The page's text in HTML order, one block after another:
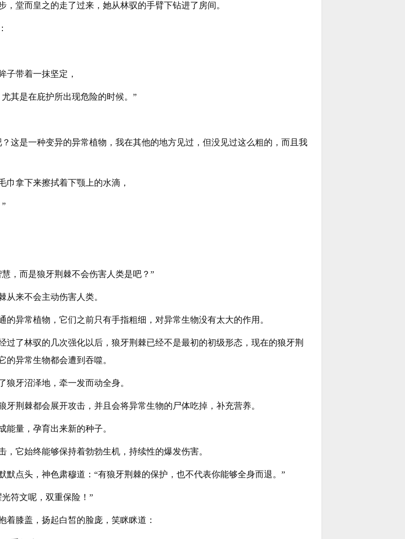
，堂而皇之的走了过来，她从林驭的手臂下钻进了房间。
子带着一抹坚定，
其是在庇护所出现危险的时候。”
这是一种变异的异常植物，我在其他的地方见过，但没见过这么粗的，而且我
巾拿下来擦拭着下颚上的水滴，
，而是狼牙荆棘不会伤害人类是吧？”
从来不会主动伤害人类。
的异常植物，它们之前只有手指粗细，对异常生物没有太大的作用。
过了林驭的几次强化以后，狼牙荆棘已经不是最初的初级形态，现在的狼牙荆
异常生物都会遭到吞噬。
牙沼泽地，牵一发而动全身。
牙荆棘都会展开攻击，并且会将异常生物的尸体吃掉，补充营养。
能量，孕育出来新的种子。
，它始终能够保持着勃勃生机，持续性的爆发伤害。
默点头，神色肃穆道：“有狼牙荆棘的保护，也不代表你能够全身而退。”
符文呢，双重保险！”
着膝盖，扬起白皙的脸庞，笑眯眯道：